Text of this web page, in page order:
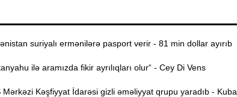
suriyalı ermənilərə pasport verir - 81 min dollar ayırıb
ilə aramızda fikir ayrılıqları olur“ - Cey Di Vens
Kəşfiyyat İdarəsi gizli əməliyyat qrupu yaradıb - Kuba